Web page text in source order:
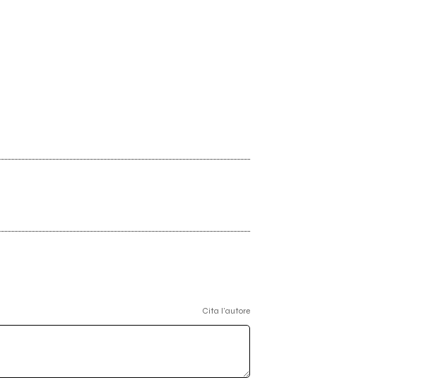
Cita l'autore